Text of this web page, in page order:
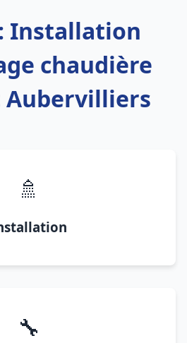
Installation
chaudière
Aubervilliers
🚿
🔧